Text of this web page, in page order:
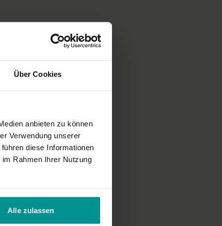
Über Cookies
anbieten zu können
Verwendung unserer
diese Informationen
Rahmen Ihrer Nutzung
Alle zulassen
der gewohnten YogaEasy-Qualität entspricht.
Grüße Rosi